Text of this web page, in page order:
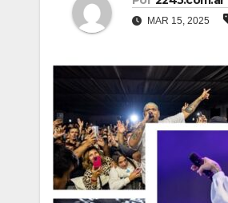
MAR 15, 2025